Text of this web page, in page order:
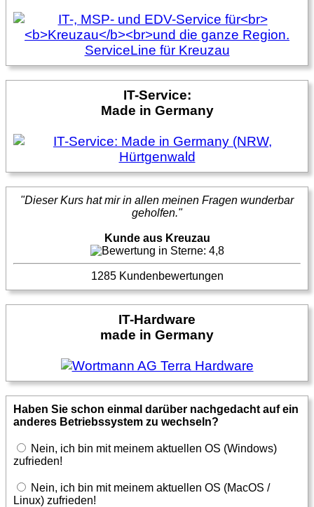
IT-Service:
Made in Germany
"Dieser Kurs hat mir in allen meinen Fragen wunderbar
geholfen."
Kunde aus Kreuzau
1285 Kundenbewertungen
IT-Hardware
made in Germany
Haben Sie schon einmal darüber nachgedacht auf ein
anderes Betriebssystem zu wechseln?
Nein, ich bin mit meinem aktuellen OS (Windows)
zufrieden!
Nein, ich bin mit meinem aktuellen OS (MacOS /
Linux) zufrieden!